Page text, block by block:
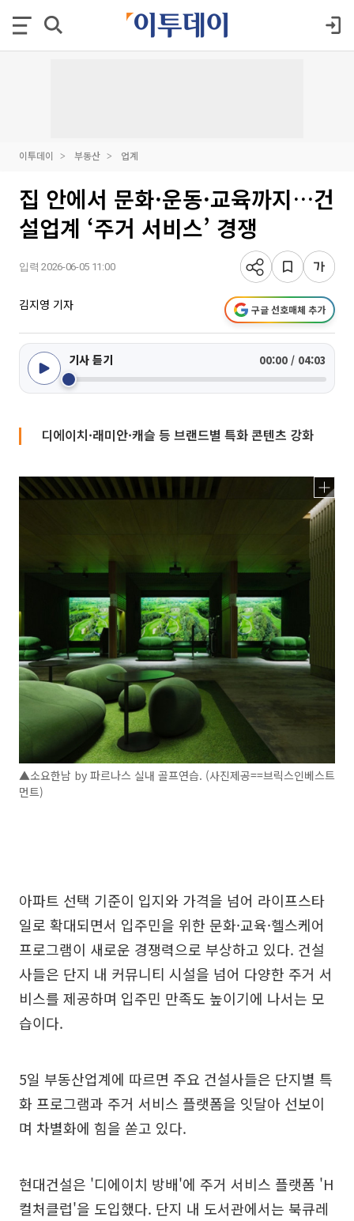
이투데이 부동산 업계
집 안에서 문화·운동·교육까지…건
설업계 ‘주거 서비스’ 경쟁
입력 2026-06-05 11:00
김지영 기자 구글 선호매체 추가
기사 듣기 00:00 / 04:03
디에이치·래미안·캐슬 등 브랜드별 특화 콘텐츠 강화
▲소요한남 by 파르나스 실내 골프연습. (사진제공==브릭스인베스트
먼트)
아파트 선택 기준이 입지와 가격을 넘어 라이프스타
일로 확대되면서 입주민을 위한 문화·교육·헬스케어
프로그램이 새로운 경쟁력으로 부상하고 있다. 건설
사들은 단지 내 커뮤니티 시설을 넘어 다양한 주거 서
비스를 제공하며 입주민 만족도 높이기에 나서는 모
습이다.
5일 부동산업계에 따르면 주요 건설사들은 단지별 특
화 프로그램과 주거 서비스 플랫폼을 잇달아 선보이
며 차별화에 힘을 쏟고 있다.
현대건설은 '디에이치 방배'에 주거 서비스 플랫폼 'H
컬처클럽'을 도입했다. 단지 내 도서관에서는 북큐레